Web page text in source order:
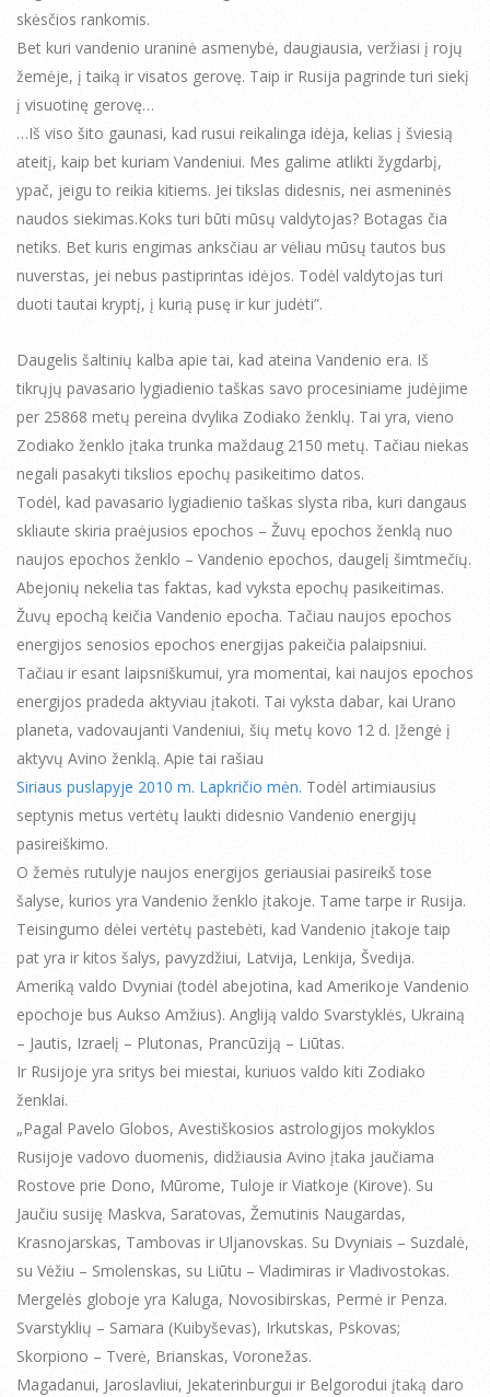
skėsčios rankomis.
Bet kuri vandenio uraninė asmenybė, daugiausia, veržiasi į rojų
žemėje, į taiką ir visatos gerovę. Taip ir Rusija pagrinde turi siekį
į visuotinę gerovę…
…Iš viso šito gaunasi, kad rusui reikalinga idėja, kelias į šviesią
ateitį, kaip bet kuriam Vandeniui. Mes galime atlikti žygdarbį,
ypač, jeigu to reikia kitiems. Jei tikslas didesnis, nei asmeninės
naudos siekimas.Koks turi būti mūsų valdytojas? Botagas čia
netiks. Bet kuris engimas anksčiau ar vėliau mūsų tautos bus
nuverstas, jei nebus pastiprintas idėjos. Todėl valdytojas turi
duoti tautai kryptį, į kurią pusę ir kur judėti”.
Daugelis šaltinių kalba apie tai, kad ateina Vandenio era. Iš
tikrųjų pavasario lygiadienio taškas savo procesiniame judėjime
per 25868 metų pereina dvylika Zodiako ženklų. Tai yra, vieno
Zodiako ženklo įtaka trunka maždaug 2150 metų. Tačiau niekas
negali pasakyti tikslios epochų pasikeitimo datos.
Todėl, kad pavasario lygiadienio taškas slysta riba, kuri dangaus
skliaute skiria praėjusios epochos – Žuvų epochos ženklą nuo
naujos epochos ženklo – Vandenio epochos, daugelį šimtmečių.
Abejonių nekelia tas faktas, kad vyksta epochų pasikeitimas.
Žuvų epochą keičia Vandenio epocha. Tačiau naujos epochos
energijos senosios epochos energijas pakeičia palaipsniui.
Tačiau ir esant laipsniškumui, yra momentai, kai naujos epochos
energijos pradeda aktyviau įtakoti. Tai vyksta dabar, kai Urano
planeta, vadovaujanti Vandeniui, šių metų kovo 12 d. Įžengė į
aktyvų Avino ženklą. Apie tai rašiau
Siriaus puslapyje 2010 m. Lapkričio mėn. Todėl artimiausius
septynis metus vertėtų laukti didesnio Vandenio energijų
pasireiškimo.
O žemės rutulyje naujos energijos geriausiai pasireikš tose
šalyse, kurios yra Vandenio ženklo įtakoje. Tame tarpe ir Rusija.
Teisingumo dėlei vertėtų pastebėti, kad Vandenio įtakoje taip
pat yra ir kitos šalys, pavyzdžiui, Latvija, Lenkija, Švedija.
Ameriką valdo Dvyniai (todėl abejotina, kad Amerikoje Vandenio
epochoje bus Aukso Amžius). Angliją valdo Svarstyklės, Ukrainą
– Jautis, Izraelį – Plutonas, Prancūziją – Liūtas.
Ir Rusijoje yra sritys bei miestai, kuriuos valdo kiti Zodiako
ženklai.
„Pagal Pavelo Globos, Avestiškosios astrologijos mokyklos
Rusijoje vadovo duomenis, didžiausia Avino įtaka jaučiama
Rostove prie Dono, Mūrome, Tuloje ir Viatkoje (Kirove). Su
Jaučiu susiję Maskva, Saratovas, Žemutinis Naugardas,
Krasnojarskas, Tambovas ir Uljanovskas. Su Dvyniais – Suzdalė,
su Vėžiu – Smolenskas, su Liūtu – Vladimiras ir Vladivostokas.
Mergelės globoje yra Kaluga, Novosibirskas, Permė ir Penza.
Svarstyklių – Samara (Kuibyševas), Irkutskas, Pskovas;
Skorpiono – Tverė, Brianskas, Voronežas.
Magadanui, Jaroslavliui, Jekaterinburgui ir Belgorodui įtaką daro